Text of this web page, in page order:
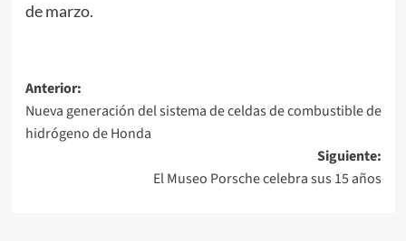
de marzo.
Navegación
de
entradas
Anterior:
Nueva generación del sistema de celdas de combustible de
hidrógeno de Honda
Siguiente:
El Museo Porsche celebra sus 15 años